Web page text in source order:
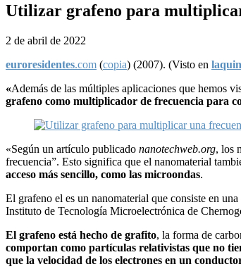
Utilizar grafeno para
2 de abril de 2022
euroresidentes.com (copia) (2007). (Visto en
«Además de las múltiples aplicaciones que hemos
grafeno como multiplicador de frecuencia para
«Según un artículo publicado nanotechweb.org, los
frecuencia”. Esto significa que el nanomaterial
acceso más sencillo, como las microondas.
El grafeno el es un nanomaterial que consiste en
Instituto de Tecnología Microelectrónica de
El grafeno está hecho de grafito, la forma de
comportan como partículas relativistas que no
que la velocidad de los electrones en un